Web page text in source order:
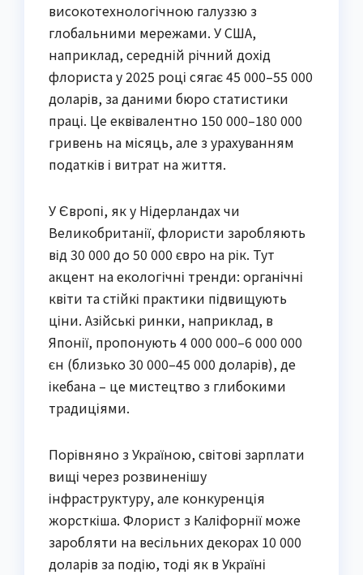
високотехнологічною галуззю з
глобальними мережами. У США,
наприклад, середній річний дохід
флориста у 2025 році сягає 45 000–55 000
доларів, за даними бюро статистики
праці. Це еквівалентно 150 000–180 000
гривень на місяць, але з урахуванням
податків і витрат на життя.
У Європі, як у Нідерландах чи
Великобританії, флористи заробляють
від 30 000 до 50 000 євро на рік. Тут
акцент на екологічні тренди: органічні
квіти та стійкі практики підвищують
ціни. Азійські ринки, наприклад, в
Японії, пропонують 4 000 000–6 000 000
єн (близько 30 000–45 000 доларів), де
ікебана – це мистецтво з глибокими
традиціями.
Порівняно з Україною, світові зарплати
вищі через розвиненішу
інфраструктуру, але конкуренція
жорсткіша. Флорист з Каліфорнії може
заробляти на весільних декорах 10 000
доларів за подію, тоді як в Україні